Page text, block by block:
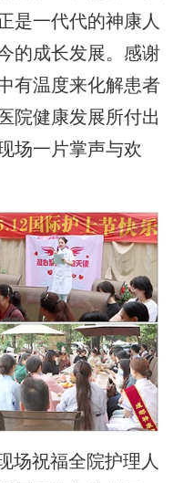
是一代代的神康人
的成长发展。感谢
有温度来化解患者
院健康发展所付出
场一片掌声与欢
场祝福全院护理人